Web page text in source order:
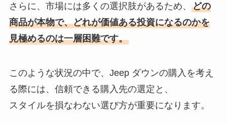
さらに、市場には多くの選択肢があるため、 どの
商品が本物で、どれが価値ある投資になるのかを
見極めるのは一層困難です。
このような状況の中で、Jeep ダウンの購入を考え
る際には、信頼できる購入先の選定と、
スタイルを損なわない選び方が重要になります。